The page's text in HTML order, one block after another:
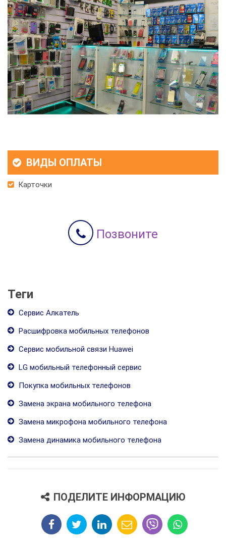
ВИДЫ ОПЛАТЫ
Карточки
Позвоните
Теги
Сервис Алкатель
Расшифровка мобильных телефонов
Сервис мобильной связи Huawei
LG мобильный телефонный сервис
Покупка мобильных телефонов
Замена экрана мобильного телефона
Замена микрофона мобильного телефона
Замена динамика мобильного телефона
ПОДЕЛИТЕ ИНФОРМАЦИЮ